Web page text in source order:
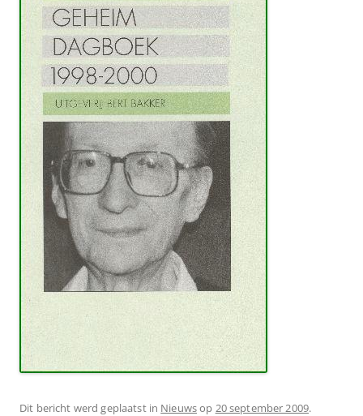
Dit bericht werd geplaatst in Nieuwsop 20 september 2009.